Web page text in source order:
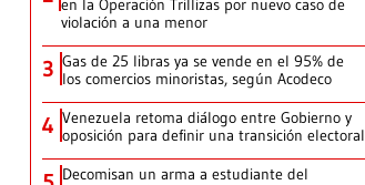
violación a una menor
3 Gas de 25 libras ya se vende en el 95% de
los comercios minoristas, según Acodeco
4 Venezuela retoma diálogo entre Gobierno y
oposición para definir una transición electoral
Decomisan un arma a estudiante del